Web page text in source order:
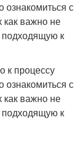
ознакомиться с
как важно не
подходящую к
к процессу
ознакомиться с
как важно не
подходящую к